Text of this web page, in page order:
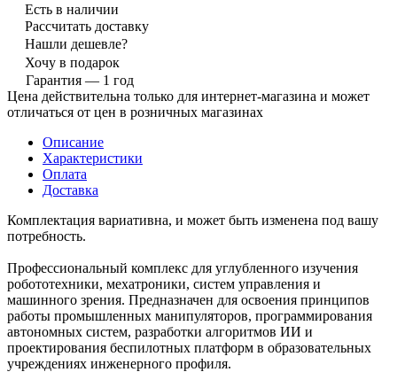
Есть в наличии
Рассчитать доставку
Нашли дешевле?
Хочу в подарок
Гарантия — 1 год
Цена действительна только для интернет-магазина и может
отличаться от цен в розничных магазинах
Описание
Характеристики
Оплата
Доставка
Комплектация вариативна, и может быть изменена под вашу
потребность.
Профессиональный комплекс для углубленного изучения
робототехники, мехатроники, систем управления и
машинного зрения. Предназначен для освоения принципов
работы промышленных манипуляторов, программирования
автономных систем, разработки алгоритмов ИИ и
проектирования беспилотных платформ в образовательных
учреждениях инженерного профиля.